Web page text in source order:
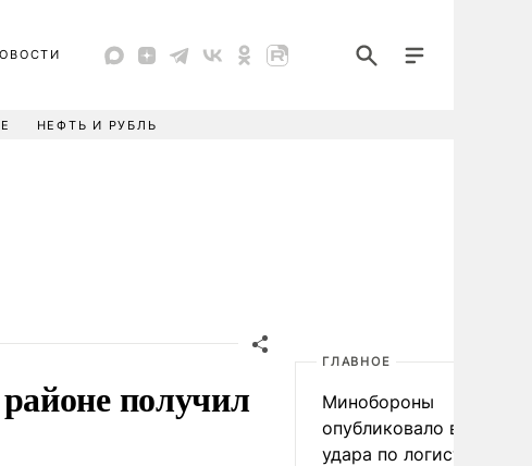
НЕФТЬ И РУБЛЬ
получил
ГЛАВНОЕ
Минобороны
опубликовало видео
удара по